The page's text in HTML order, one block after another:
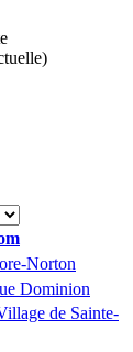
Norton
Dominion
de Sainte-